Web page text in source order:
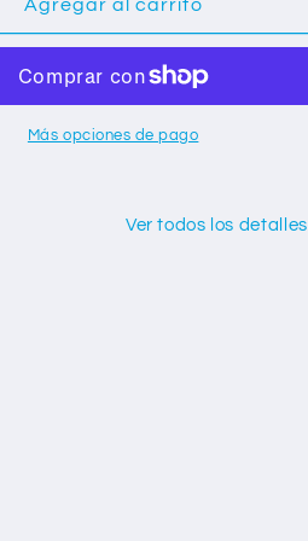
DE
Agregar al carrito
Más opciones de pago
Ver todos los detalles